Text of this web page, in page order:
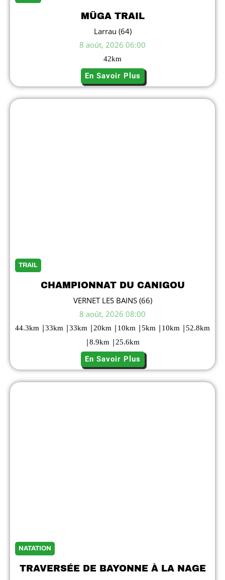
MÜGA TRAIL
Larrau (64)
8 août, 2026 06:00
42km
En Savoir Plus
TRAIL
CHAMPIONNAT DU CANIGOU
VERNET LES BAINS (66)
8 août, 2026 08:00
44.3km |33km |33km | 20km | 10km |5km | 10km |52.8km
|8.9km | 25.6km
En Savoir Plus
NATATION
TRAVERSÉE DE BAYONNE À LA NAGE